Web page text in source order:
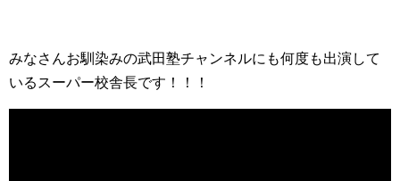
みなさんお馴染みの武田塾チャンネルにも何度も出演して
いるスーパー校舎長です！！！